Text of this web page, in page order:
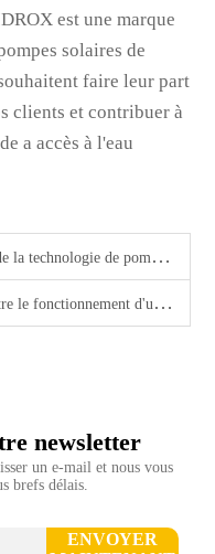
est une marque
solaires de
faire leur part
clients et contribuer à
a accès à l'eau
de pompe intelligente à l'étranger
à aimant permanent et d'une pompe ordinaire ?
newsletter
un e-mail et nous vous
brefs délais.
ENVOYER